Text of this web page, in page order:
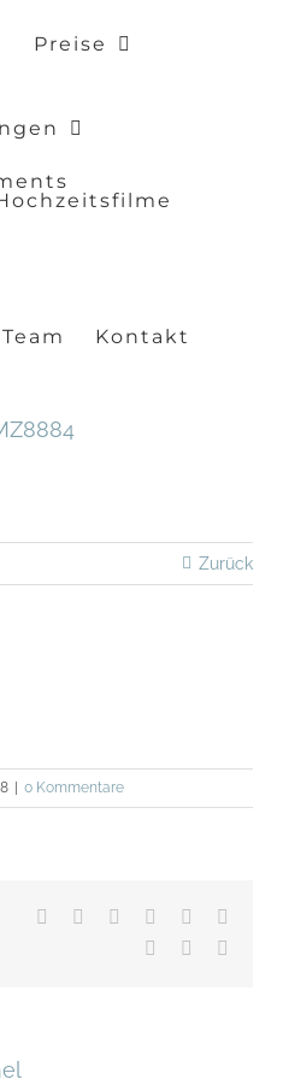
Preise
Kontakt
Zurück
| 0 Kommentare
Facebook Reddit LinkedInWhatsApp
Pinterest